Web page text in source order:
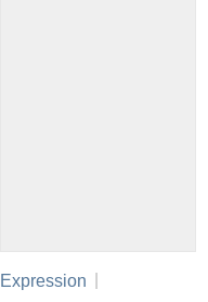
Expression